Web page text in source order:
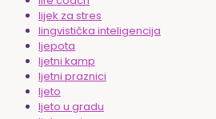
lijek za stres
lingvistička inteligencija
ljepota
ljetni kamp
ljetni praznici
ljeto
ljeto u gradu